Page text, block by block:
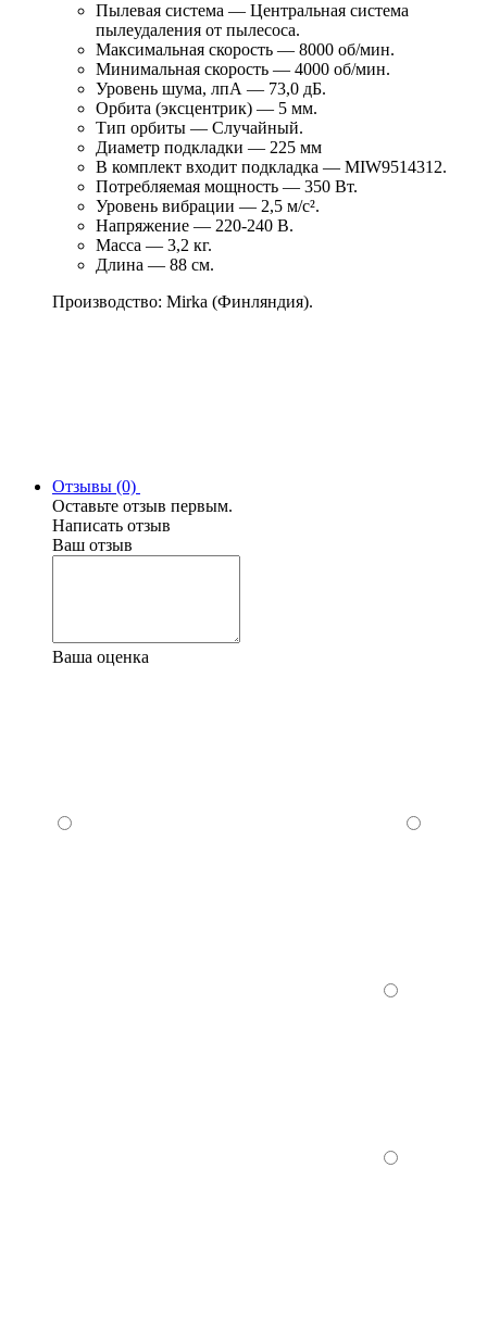
Пылевая система — Центральная система
пылеудаления от пылесоса.
Максимальная скорость — 8000 об/мин.
Минимальная скорость — 4000 об/мин.
Уровень шума, лпА — 73,0 дБ.
Орбита (эксцентрик) — 5 мм.
Тип орбиты — Случайный.
Диаметр подкладки — 225 мм
В комплект входит подкладка — MIW9514312.
Потребляемая мощность — 350 Вт.
Уровень вибрации — 2,5 м/с².
Напряжение — 220-240 В.
Масса — 3,2 кг.
Длина — 88 см.
Производство: Mirka (Финляндия).
Отзывы (0)
Оставьте отзыв первым.
Написать отзыв
Ваш отзыв
Ваша оценка